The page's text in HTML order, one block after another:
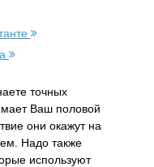
точных
Ваш половой
они окажут на
Надо также
используют